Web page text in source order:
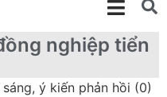
nghiệp tiển
ý kiến phản hồi (0)